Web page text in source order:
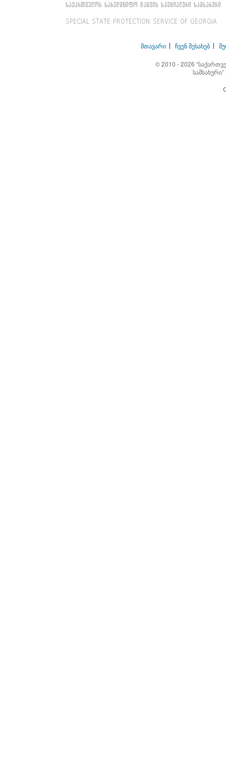
საქართველოს სახელმწიფო დაცვის სპეციალური სამსახური
SPECIAL STATE PROTECTION SERVICE OF GEORGIA
მთავარი ჩვენ შესახებ
© 2010 - 2026